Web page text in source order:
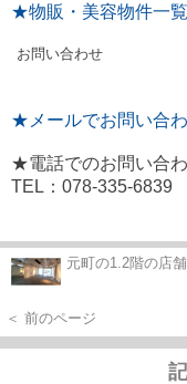
★物販・美容物件一覧
お問い合わせ
★メールでお問い合
★電話でのお問い合
TEL：078-335-6839
元町の1.2階の店舗
＜ 前のページ